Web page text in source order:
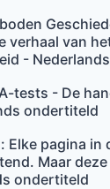
verhaal van
-
tests - De
ondertiteld
Elke pagina in
Maar
ondertiteld